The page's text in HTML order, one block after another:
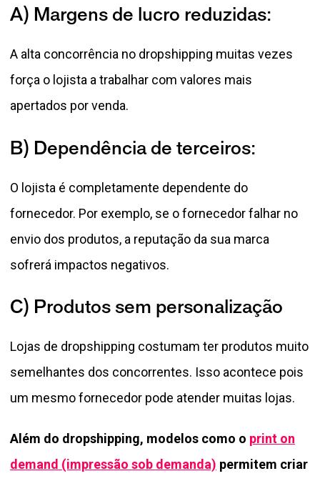
A) Margens de lucro reduzidas:
A alta concorrência no dropshipping muitas vezes
força o lojista a trabalhar com valores mais
apertados por venda.
B) Dependência de terceiros:
O lojista é completamente dependente do
fornecedor. Por exemplo, se o fornecedor falhar no
envio dos produtos, a reputação da sua marca
sofrerá impactos negativos.
C) Produtos sem personalização
Lojas de dropshipping costumam ter produtos muito
semelhantes dos concorrentes. Isso acontece pois
um mesmo fornecedor pode atender muitas lojas.
Além do dropshipping, modelos como o print on
demand (impressão sob demanda) permitem criar